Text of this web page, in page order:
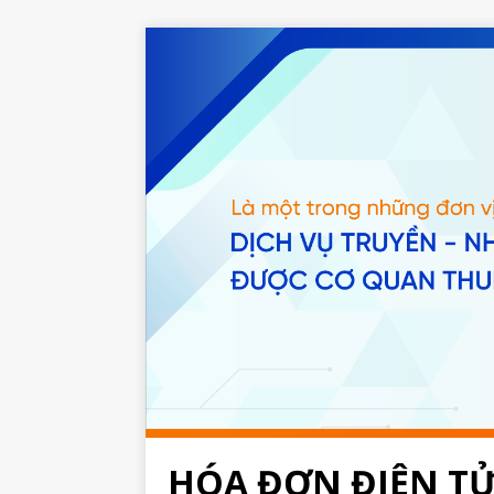
HÓA ĐƠN ĐIỆN